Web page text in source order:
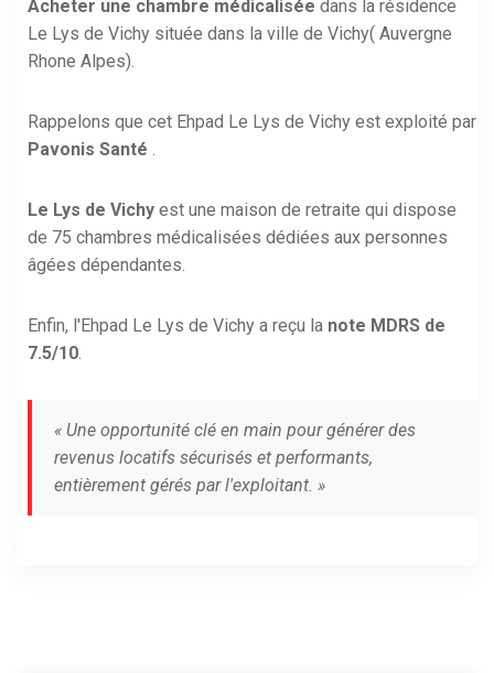
Acheter une chambre médicalisée dans la résidence
Le Lys de Vichy située dans la ville de Vichy( Auvergne
Rhone Alpes).
Rappelons que cet Ehpad Le Lys de Vichy est exploité par
Pavonis Santé
Le Lys de Vichy est une maison de retraite qui dispose
de 75 chambres médicalisées dédiées aux personnes
âgées dépendantes.
Enfin, l'Ehpad Le Lys de Vichy a reçu la note MDRS de
7.5/10
« Une opportunité clé en main pour générer des
revenus locatifs sécurisés et performants,
entièrement gérés par l'exploitant. »